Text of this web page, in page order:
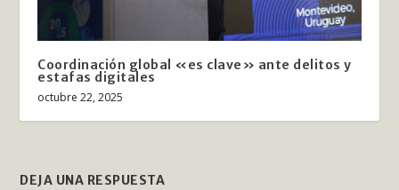
Coordinación global «es clave» ante delitos y
estafas digitales
octubre 22, 2025
DEJA UNA RESPUESTA